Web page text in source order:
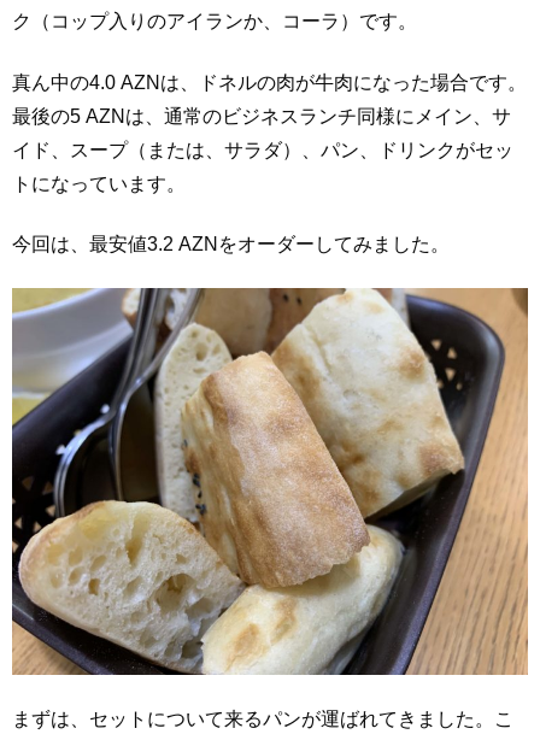
ク（コップ入りのアイランか、コーラ）です。
真ん中の4.0 AZNは、ドネルの肉が牛肉になった場合です。
最後の5 AZNは、通常のビジネスランチ同様にメイン、サ
イド、スープ（または、サラダ）、パン、ドリンクがセッ
トになっています。
今回は、最安値3.2 AZNをオーダーしてみました。
まずは、セットについて来るパンが運ばれてきました。こ